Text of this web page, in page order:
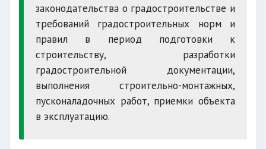
законодательства о градостроительстве и
требований градостроительных норм и
правил в период подготовки к
строительству, разработки
градостроительной документации,
выполнения строительно-монтажных,
пусконаладочных работ, приемки объекта
в эксплуатацию.